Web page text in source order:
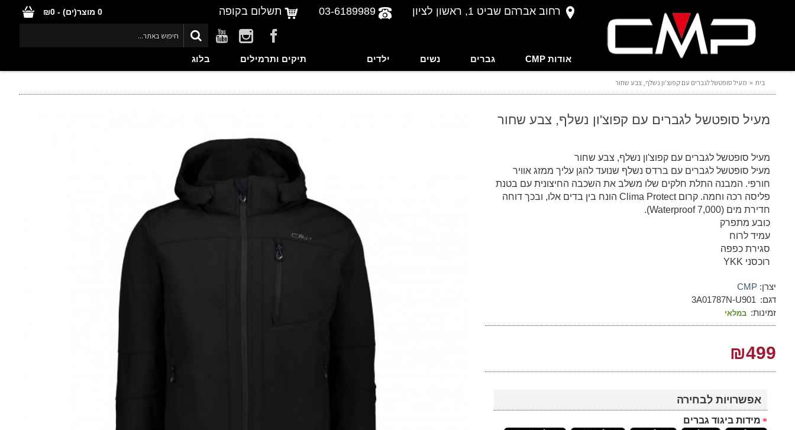
רחוב אברהם שביט 1, ראשון לציון 03-6189989 תשלום בקופה 0 מוצר(ים) - ₪0
אודות CMP גברים נשים ילדים תיקים ותרמילים בלוג
בית מעיל סופטשל לגברים עם קפוצ'ון נשלף, צבע שחור
מעיל סופטשל לגברים עם קפוצ'ון נשלף, צבע שחור
מעיל סופטשל לגברים עם קפוצ'ון נשלף, צבע שחור
מעיל סופטשל לגברים עם ברדס נשלף שנועד להגן עליך ממזג אוויר
חורפי. המבנה התלת חלקים שלו משלב את השכבה החיצונית עם בטנת
פליסה רכה וחמה. קרום Clima Protect הונח בין בדים אלו, ובכך דוחה
חדירת מים (Waterproof 7,000).
כובע מתפרק
עמיד לרוח
סגירת כפפה
רוכסני YKK
יצרן: CMP
דגם: 3A01787N-U901
זמינות: במלאי
₪499
אפשרויות לבחירה
מידות ביגוד גברים